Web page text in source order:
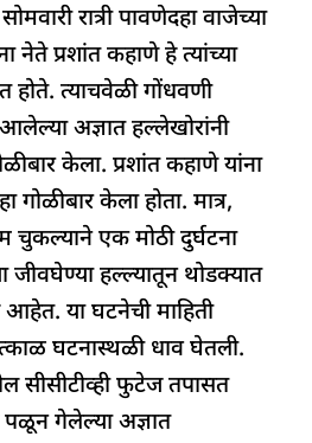
रात्री पावणेदहा वाजेच्या
नेते प्रशांत कहाणे हे त्यांच्या
होते. त्याचवेळी गोंधवणी
अज्ञात हल्लेखोरांनी
केला. प्रशांत कहाणे यांना
गोळीबार केला होता. मात्र,
चुकल्याने एक मोठी दुर्घटना
जीवघेण्या हल्ल्यातून थोडक्यात
या घटनेची माहिती
घटनास्थळी धाव घेतली.
सीसीटीव्ही फुटेज तपासत
गेलेल्या अज्ञात